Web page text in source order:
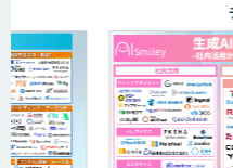
AI開発
「ジン
サービス
チ